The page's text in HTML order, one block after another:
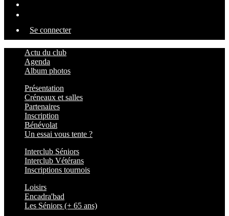
Se connecter
Actu du club
Agenda
Album photos
Présentation
Créneaux et salles
Partenaires
Inscription
Bénévolat
Un essai vous tente ?
Interclub Séniors
Interclub Vétérans
Inscriptions tournois
Loisirs
Encadra'bad
Les Séniors (+ 65 ans)